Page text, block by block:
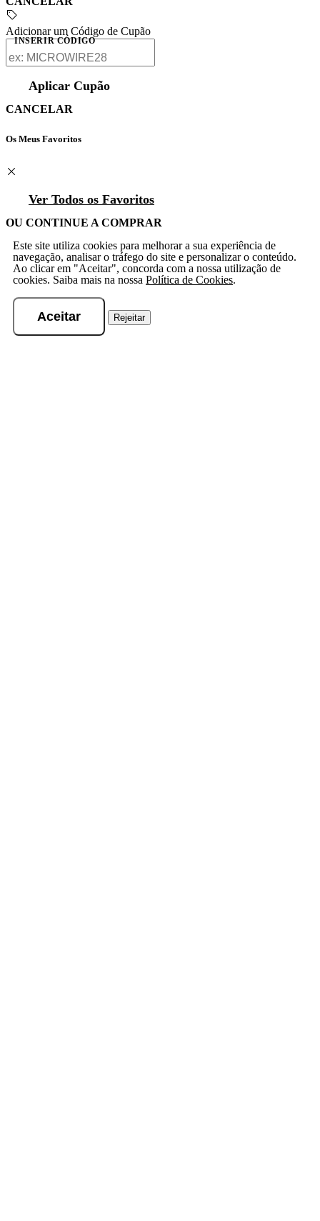
Adicionar um Código de Cupão
INSERIR CÓDIGO
Aplicar Cupão
CANCELAR
Os Meus Favoritos
Ver Todos os Favoritos
OU CONTINUE A COMPRAR
Este site utiliza cookies para melhorar a sua experiência de
navegação, analisar o tráfego do site e personalizar o conteúdo.
Ao clicar em "Aceitar", concorda com a nossa utilização de
cookies. Saiba mais na nossa Política de Cookies.
Aceitar Rejeitar